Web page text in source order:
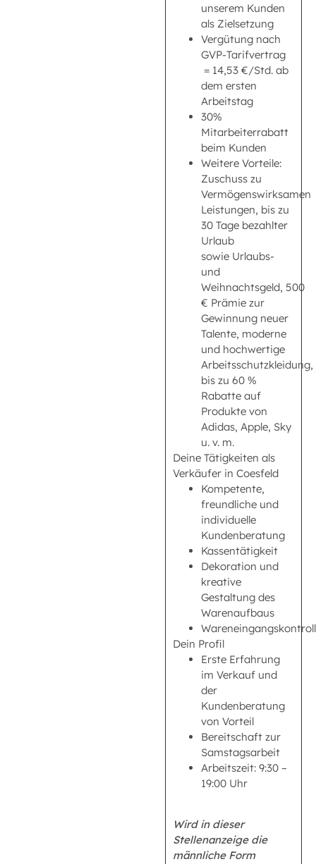
unserem Kunden
als Zielsetzung
Vergütung nach
GVP-Tarifvertrag
= 14,53 €/Std. ab
dem ersten
Arbeitstag
30%
Mitarbeiterrabatt
beim Kunden
Weitere Vorteile:
Zuschuss zu
Vermögenswirksamen
Leistungen, bis zu
30 Tage bezahlter
Urlaub
sowie Urlaubs-
und
Weihnachtsgeld, 500
€ Prämie zur
Gewinnung neuer
Talente, moderne
und hochwertige
Arbeitsschutzkleidung,
bis zu 60 %
Rabatte auf
Produkte von
Adidas, Apple, Sky
u. v. m.
Deine Tätigkeiten als
Verkäufer in Coesfeld
Kompetente,
freundliche und
individuelle
Kundenberatung
Kassentätigkeit
Dekoration und
kreative
Gestaltung des
Warenaufbaus
Dein Profil
Erste Erfahrung
im Verkauf und
der
Kundenberatung
von Vorteil
Bereitschaft zur
Samstagsarbeit
Arbeitszeit: 9:30 –
19:00 Uhr
Wird in dieser
Stellenanzeige die
männliche Form